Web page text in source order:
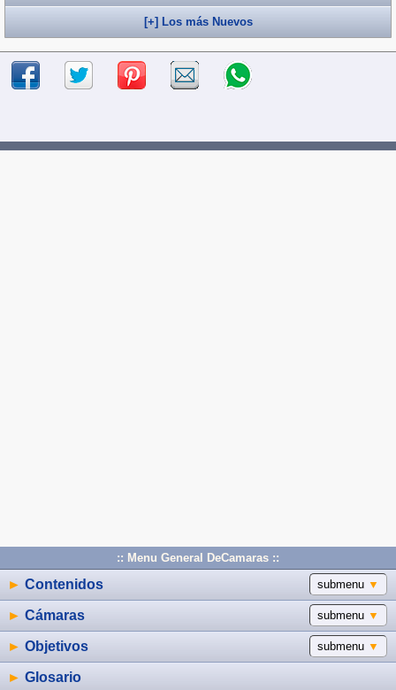
[+] Los más Nuevos
:: Menu General DeCamaras ::
submenu ▼
► Contenidos
submenu ▼
► Cámaras
submenu ▼
► Objetivos
► Glosario